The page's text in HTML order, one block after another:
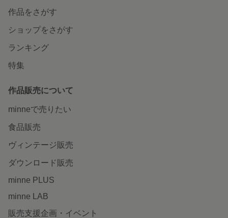
作品をさがす
ショップをさがす
ランキング
特集
作品販売について
minneで売りたい
食品販売
ヴィンテージ販売
ダウンロード販売
minne PLUS
minne LAB
販売支援企画・イベント